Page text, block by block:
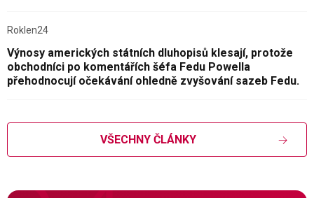
Roklen24
Výnosy amerických státních dluhopisů klesají, protože
obchodníci po komentářích šéfa Fedu Powella
přehodnocují očekávání ohledně zvyšování sazeb Fedu.
VŠECHNY ČLÁNKY